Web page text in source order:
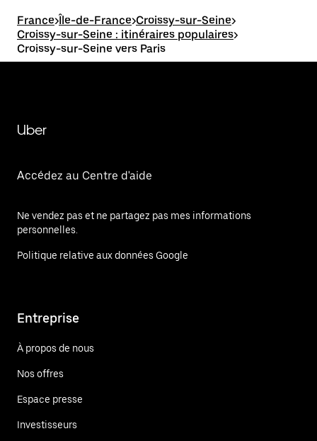
France>Île-de-France>Croissy-sur-Seine>
Croissy-sur-Seine : itinéraires populaires>
Croissy-sur-Seine vers Paris
Uber
Accédez au Centre d'aide
Ne vendez pas et ne partagez pas mes informations
personnelles.
Politique relative aux données Google
Entreprise
À propos de nous
Nos offres
Espace presse
Investisseurs